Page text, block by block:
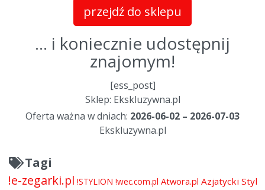
przejdź do sklepu
... i koniecznie udostępnij
znajomym!
[ess_post]
Sklep: Ekskluzywna.pl
Oferta ważna w dniach: 2026-06-02 – 2026-07-03
Ekskluzywna.pl
Tagi
!e-zegarki.pl !STYLION !wec.com.pl Atwora.pl Azjatycki Styl